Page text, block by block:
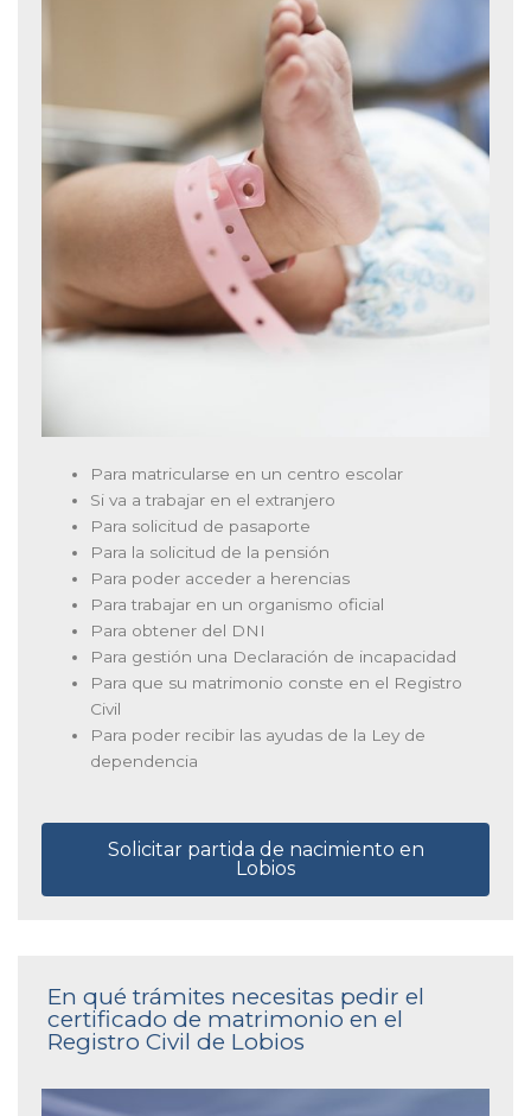
Para matricularse en un centro escolar
Si va a trabajar en el extranjero
Para solicitud de pasaporte
Para la solicitud de la pensión
Para poder acceder a herencias
Para trabajar en un organismo oficial
Para obtener del DNI
Para gestión una Declaración de incapacidad
Para que su matrimonio conste en el Registro
Civil
Para poder recibir las ayudas de la Ley de
dependencia
Solicitar partida de nacimiento en
Lobios
En qué trámites necesitas pedir el
certificado de matrimonio en el
Registro Civil de Lobios